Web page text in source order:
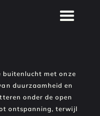
buitenlucht met onze
duurzaamheid en
onder de open
ontspanning, terwijl